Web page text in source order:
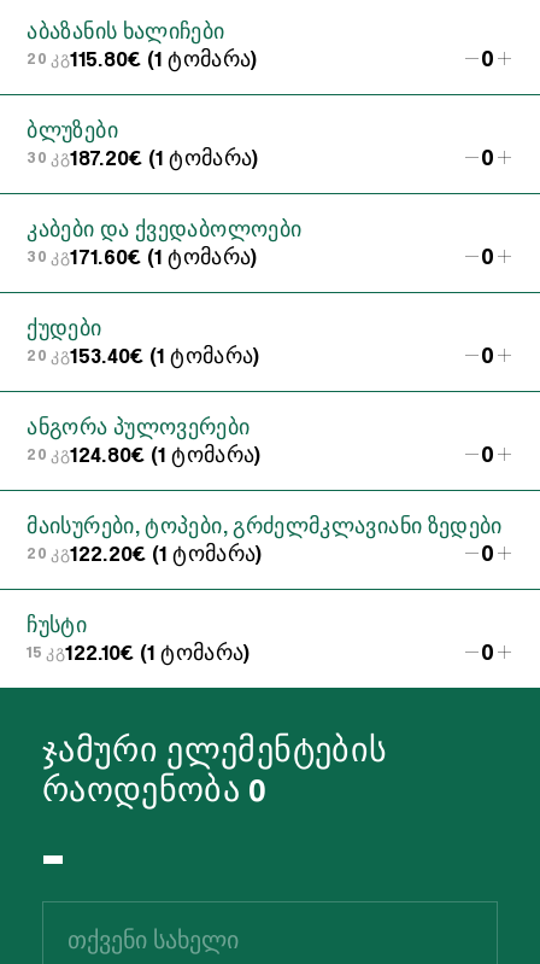
აბაზანის ხალიჩები
20 კგ115.80€ (1 ტომარა) 0
ბლუზები
30 კგ187.20€ (1 ტომარა) 0
კაბები და ქვედაბოლოები
30 კგ171.60€ (1 ტომარა) 0
ქუდები
20 კგ153.40€ (1 ტომარა) 0
ანგორა პულოვერები
20 კგ124.80€ (1 ტომარა) 0
მაისურები, ტოპები, გრძელმკლავიანი ზედები
20 კგ122.20€ (1 ტომარა) 0
ჩუსტი
15 კგ122.10€ (1 ტომარა) 0
ჯამური ელემენტების
რაოდენობა 0
-